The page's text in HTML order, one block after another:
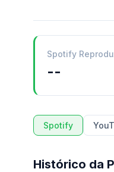
Spotify
--
Spotify
Histórico da